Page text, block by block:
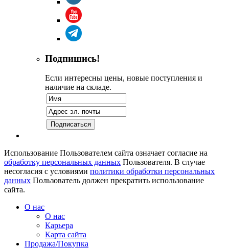
Подпишись!
Если интересны цены, новые поступления и
наличие на складе.
Использование Пользователем сайта означает согласие на
обработку персональных данных Пользователя. В случае
несогласия с условиями политики обработки персональных
данных Пользователь должен прекратить использование
сайта.
О нас
О нас
Карьера
Карта сайта
Продажа/Покупка